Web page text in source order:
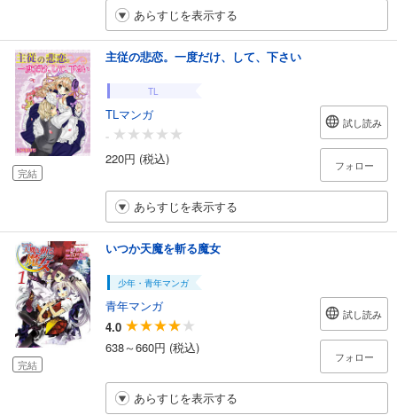
あらすじを表示する
完結
主従の悲恋。一度だけ、して、下さい
TL
TLマンガ
-
220円 (税込)
試し読み
フォロー
あらすじを表示する
完結
いつか天魔を斬る魔女
少年・青年マンガ
青年マンガ
4.0
638～660円 (税込)
試し読み
フォロー
あらすじを表示する